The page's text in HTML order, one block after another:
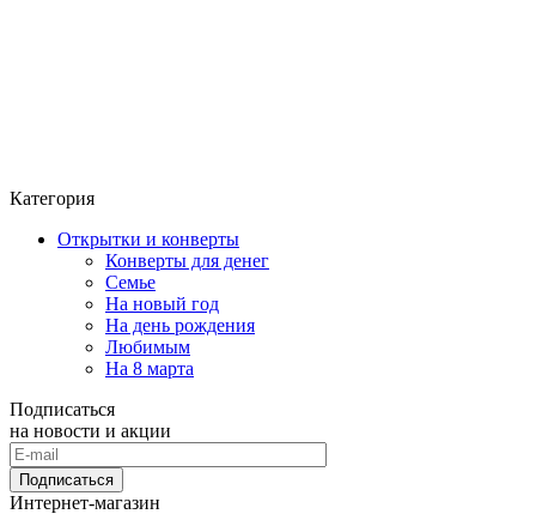
Категория
Открытки и конверты
Конверты для денег
Семье
На новый год
На день рождения
Любимым
На 8 марта
Подписаться
на новости и акции
Подписаться
Интернет-магазин